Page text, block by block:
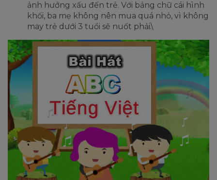
ảnh hưởng xấu đến trẻ. Với bảng chữ cái hình
khối, ba mẹ không nên mua quá nhỏ, vì không
may trẻ dưới 3 tuổi sẽ nuốt phải.\